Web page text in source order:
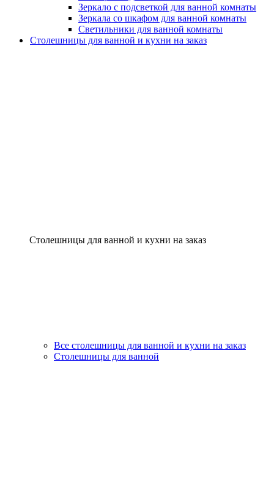
Зеркало с подсветкой для ванной комнаты
Зеркала со шкафом для ванной комнаты
Светильники для ванной комнаты
Столешницы для ванной и кухни на заказ
Столешницы для ванной и кухни на заказ
Все столешницы для ванной и кухни на заказ
Столешницы для ванной